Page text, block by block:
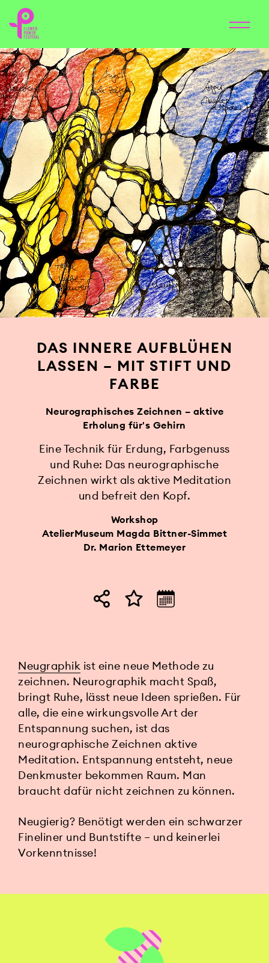
DAS INNERE AUFBLÜHEN
LASSEN – MIT STIFT UND
FARBE
Neurographisches Zeichnen – aktive
Erholung für's Gehirn
Eine Technik für Erdung, Farbgenuss
und Ruhe: Das neurographische
Zeichnen wirkt als aktive Meditation
und befreit den Kopf.
Workshop
AtelierMuseum Magda Bittner-Simmet
Dr. Marion Ettemeyer
Neugraphik ist eine neue Methode zu
zeichnen. Neurographik macht Spaß,
bringt Ruhe, lässt neue Ideen sprießen. Für
alle, die eine wirkungsvolle Art der
Entspannung suchen, ist das
neurographische Zeichnen aktive
Meditation. Entspannung entsteht, neue
Denkmuster bekommen Raum. Man
braucht dafür nicht zeichnen zu können.
Neugierig? Benötigt werden ein schwarzer
Fineliner und Buntstifte – und keinerlei
Vorkenntnisse!